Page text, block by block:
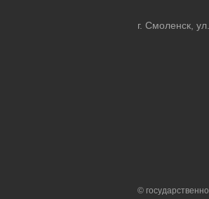
г. Смоленск,
©